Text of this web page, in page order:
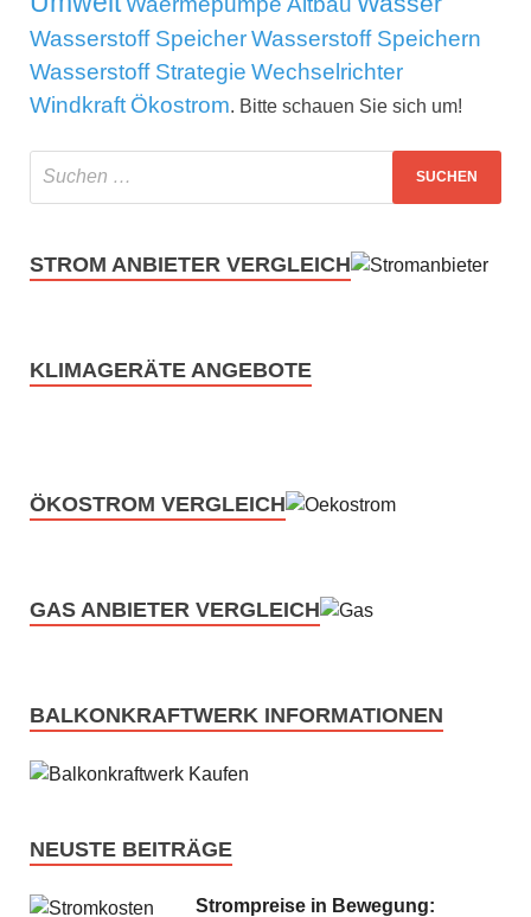
Wasserstoff SpeicherWasserstoff Speichern
Wasserstoff Strategie Wechselrichter
Windkraft Ökostrom. Bitte schauen Sie sich um!
STROM ANBIETER VERGLEICH
KLIMAGERÄTE ANGEBOTE
ÖKOSTROM VERGLEICH
GAS ANBIETER VERGLEICH
BALKONKRAFTWERK INFORMATIONEN
NEUSTE BEITRÄGE
Strompreise in Bewegung: